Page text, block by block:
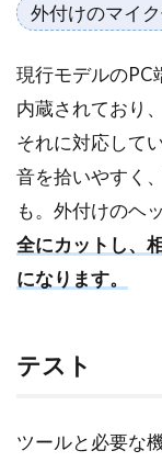
外付けのマイ
現行モデルのPC
内蔵されており
それに対応して
音を拾いやすく
も。外付けのヘ
全にカットし、
になります。
テスト
ツールと必要な